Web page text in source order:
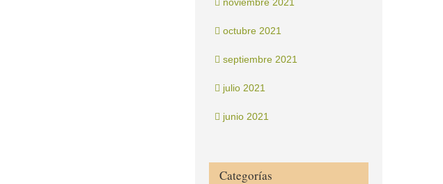
octubre 2021
septiembre 2021
julio 2021
junio 2021
Categorías